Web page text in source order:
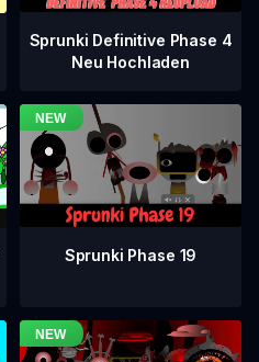
Sprunki Definitive Phase 4
Neu Hochladen
Sprunki Phase 19